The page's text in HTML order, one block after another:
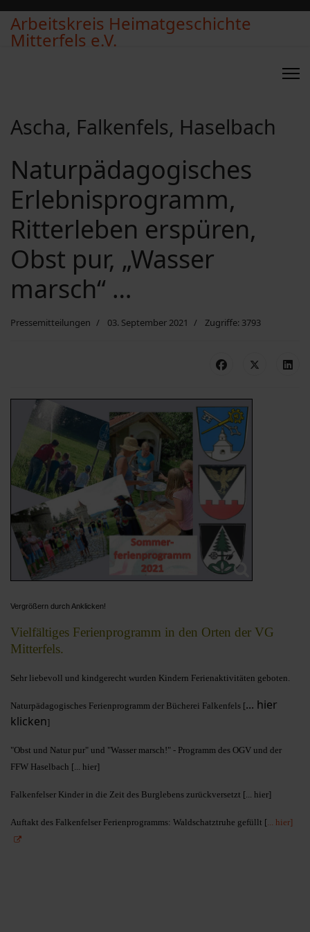
Arbeitskreis Heimatgeschichte
Mitterfels e.V.
Ascha, Falkenfels, Haselbach
Naturpädagogisches
Erlebnisprogramm,
Ritterleben erspüren,
Obst pur, „Wasser
marsch“ …
Pressemitteilungen 03. September 2021 Zugriffe: 3793
Vergrößern durch Anklicken!
Vielfältiges Ferienprogramm in den Orten der VG
Mitterfels.
Sehr liebevoll und kindgerecht wurden Kindern Ferienaktivitäten geboten.
Naturpädagogisches Ferienprogramm der Bücherei Falkenfels [... hier
klicken]
"Obst und Natur pur" und "Wasser marsch!" - Programm des OGV und der
FFW Haselbach [ ... hier]
Falkenfelser Kinder in die Zeit des Burglebens zurückversetzt [ ... hier]
Auftakt des Falkenfelser Ferienprogramms: Waldschatztruhe gefüllt [ ... hier]